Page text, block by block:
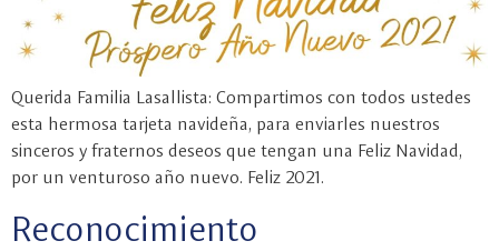
Querida Familia Lasallista: Compartimos con todos ustedes
esta hermosa tarjeta navideña, para enviarles nuestros
sinceros y fraternos deseos que tengan una Feliz Navidad,
por un venturoso año nuevo. Feliz 2021.
Reconocimiento